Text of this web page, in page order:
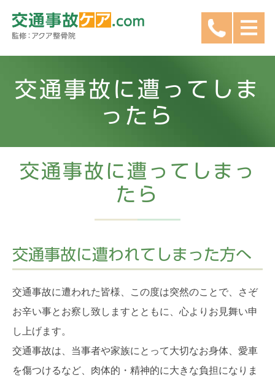
交通事故に遭ってしま
ったら
交通事故に遭ってしまっ
たら
交通事故に遭われてしまった方へ
交通事故に遭われた皆様、この度は突然のことで、さぞ
お辛い事とお察し致しますとともに、心よりお見舞い申
し上げます。
交通事故は、当事者や家族にとって大切なお身体、愛車
を傷つけるなど、肉体的・精神的に大きな負担になりま